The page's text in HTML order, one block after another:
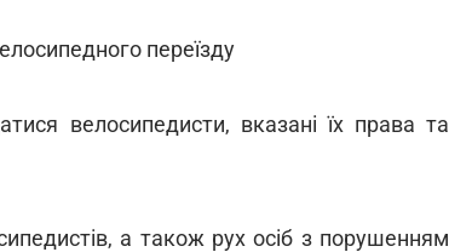
переїзду
велосипедисти, вказані їх права та
а також рух осіб з порушенням